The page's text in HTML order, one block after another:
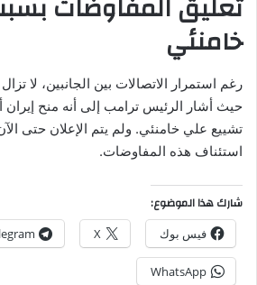
تعليق المفاوضات
خامنئي
رغم استمرار الاتصالات بين الجانبين، لا
حيث أشار الرئيس ترامب إلى أنه منح إيران
تشييع علي خامنئي. ولم يتم الإعلان حتى
استئناف هذه المفاوضات.
شارك هذا الموضوع:
فيس بوك X
WhatsApp